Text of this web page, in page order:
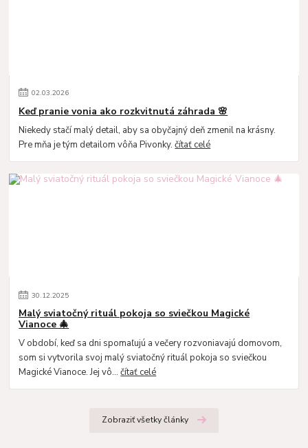
02.03.2026
Keď pranie vonia ako rozkvitnutá záhrada 🌸
Niekedy stačí malý detail, aby sa obyčajný deň zmenil na krásny.
Pre mňa je tým detailom vôňa Pivonky.čítať celé
30.12.2025
Malý sviatočný rituál pokoja so sviečkou Magické
Vianoce 🎄
V období, keď sa dni spomaľujú a večery rozvoniavajú domovom,
som si vytvorila svoj malý sviatočný rituál pokoja so sviečkou
Magické Vianoce. Jej vô...čítať celé
Zobraziť všetky články